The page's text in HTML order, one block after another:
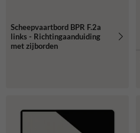
Scheepvaartbord BPR F.2a
links - Richtingaanduiding
met zijborden